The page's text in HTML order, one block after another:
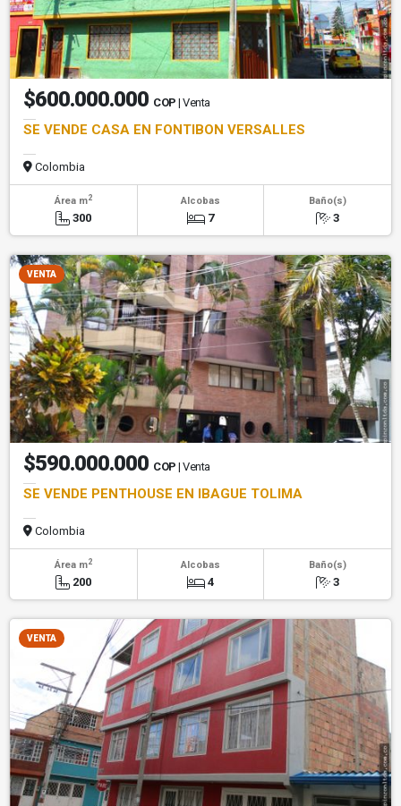
$600.000.000 COP | Venta
SE VENDE CASA EN FONTIBON VERSALLES
Colombia
Área m2
300
Alcobas
7
Baño(s)
3
VENTA
$590.000.000 COP | Venta
SE VENDE PENTHOUSE EN IBAGUE TOLIMA
Colombia
Área m2
200
Alcobas
4
Baño(s)
3
VENTA